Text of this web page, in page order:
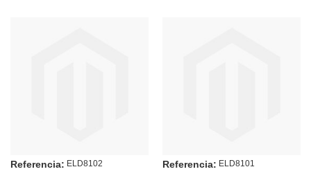
Referencia: ELD8102 Referencia: ELD8101